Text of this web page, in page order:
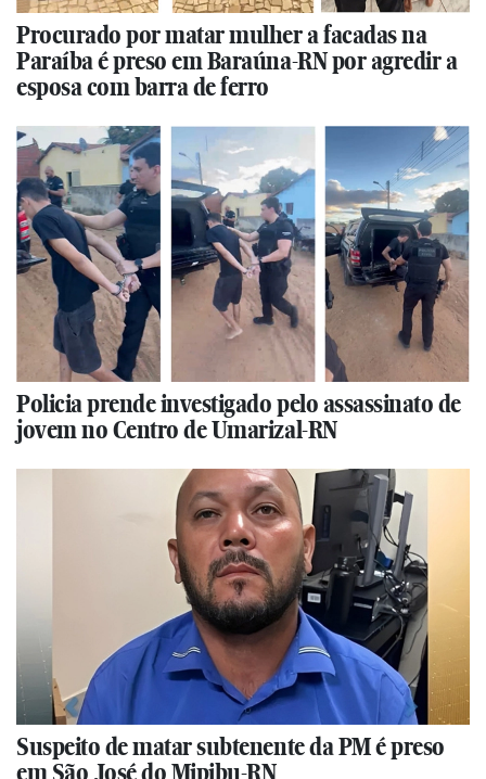
Procurado por matar mulher a facadas na
Paraíba é preso em Baraúna-RN por agredir a
esposa com barra de ferro
Policia prende investigado pelo assassinato de
jovem no Centro de Umarizal-RN
Suspeito de matar subtenente da PM é preso
em São José do Mipibu-RN